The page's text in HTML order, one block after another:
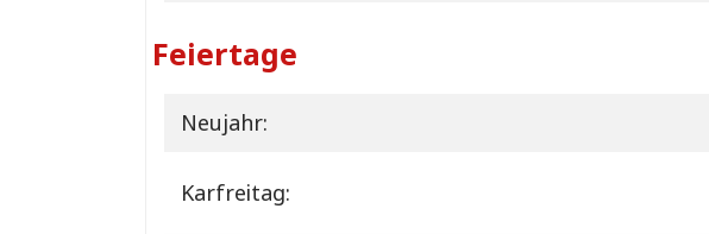
Feiertage
Neujahr:
Karfreitag: